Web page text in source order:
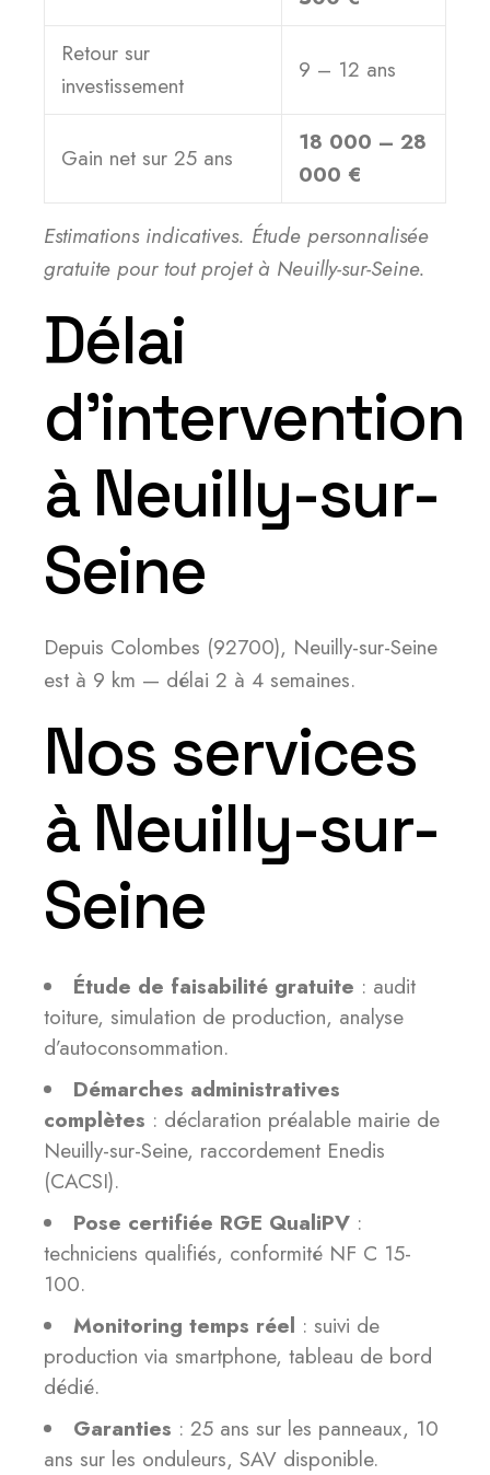
Retour sur
investissement
9 – 12 ans
Gain net sur 25 ans
18 000 – 28
000 €
Estimations indicatives. Étude personnalisée
gratuite pour tout projet à Neuilly-sur-Seine.
Délai
d’intervention
à Neuilly-sur-
Seine
Depuis Colombes (92700), Neuilly-sur-Seine
est à 9 km — délai 2 à 4 semaines.
Nos services
à Neuilly-sur-
Seine
Étude de faisabilité gratuite : audit
toiture, simulation de production, analyse
d’autoconsommation.
Démarches administratives
complètes : déclaration préalable mairie de
Neuilly-sur-Seine, raccordement Enedis
(CACSI).
Pose certifiée RGE QualiPV :
techniciens qualifiés, conformité NF C 15-
100.
Monitoring temps réel : suivi de
production via smartphone, tableau de bord
dédié.
Garanties : 25 ans sur les panneaux, 10
ans sur les onduleurs, SAV disponible.